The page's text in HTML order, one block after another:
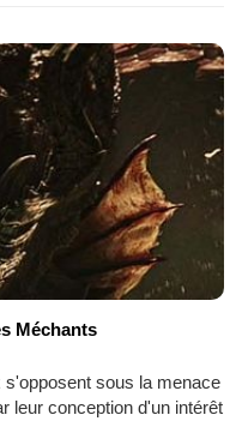
Méchants
sous la menace
leur conception d'un intérêt